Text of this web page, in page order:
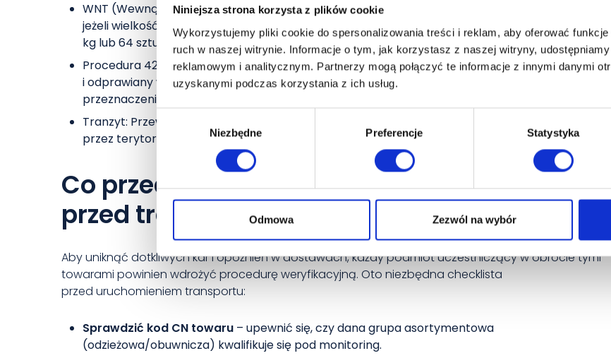
Niniejsza strona korzysta z plików cookie
Wykorzystujemy pliki cookie do spersonalizowania treści i reklam, aby oferować funkcje
ruch w naszej witrynie. Informacje o tym, jak korzystasz z naszej witryny,
reklamowym i analitycznym. Partnerzy mogą połączyć te informacje z innymi danymi
uzyskanymi podczas korzystania z ich usług.
Niezbędne Preferencje Statystyka
Odmowa Zezwól na wybór
WNT (Wewnątrzwspólnotowe Nabycie Towarów): Przywóz odzieży lub obuwia z krajów UE,
jeżeli wielkość transportu przekracza wskazane wyżej limity SENT odzież obuwie (powyżej 31,5
kg lub 64 sztuk).
Procedura 42 00: Sytuacja, w której towar jest importowany z kraju trzeciego (spoza UE)
i odprawiany w jednym z państw członkowskich (np. w Niemczech), ale jego ostatecznym
przeznaczeniem i miejscem dostawy jest Polska, gdzie następuje rozliczenie VAT.
Tranzyt: Przewóz towarów pomiędzy dwoma państwami obcymi, który odbywa się
przez terytorium Polski.
Co przedsiębiorca powinien sprawdzić
przed transportem?
Aby uniknąć dotkliwych kar i opóźnień w dostawach, każdy podmiot uczestniczący w obrocie tymi
towarami powinien wdrożyć procedurę weryfikacyjną. Oto niezbędna checklista
przed uruchomieniem transportu:
Sprawdzić kod CN towaru – upewnić się, czy dana grupa asortymentowa
(odzieżowa/obuwnicza) kwalifikuje się pod monitoring.